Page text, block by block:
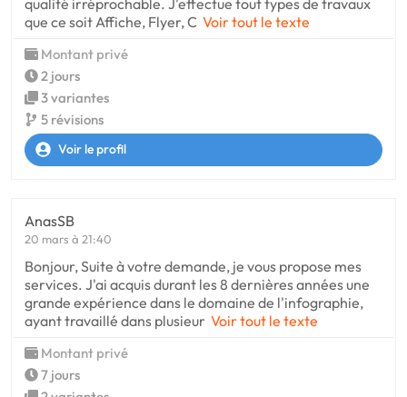
que ce soit Affiche, Flyer, C Voir tout le texte
Montant privé
2 jours
3 variantes
5 révisions
Voir le profil
AnasSB
20 mars à 21:40
Bonjour, Suite à votre demande, je vous propose mes
services. J'ai acquis durant les 8 dernières années une
grande expérience dans le domaine de l'infographie,
ayant travaillé dans plusieur Voir tout le texte
Montant privé
7 jours